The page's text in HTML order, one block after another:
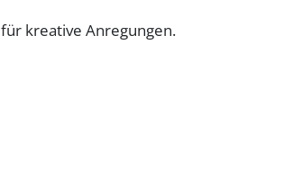
für kreative Anregungen.